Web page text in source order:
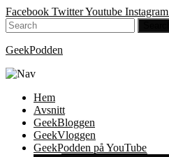
Facebook TwitterYoutube Instagram
GeekPodden
Hem
Avsnitt
GeekBloggen
GeekVloggen
GeekPodden på YouTube